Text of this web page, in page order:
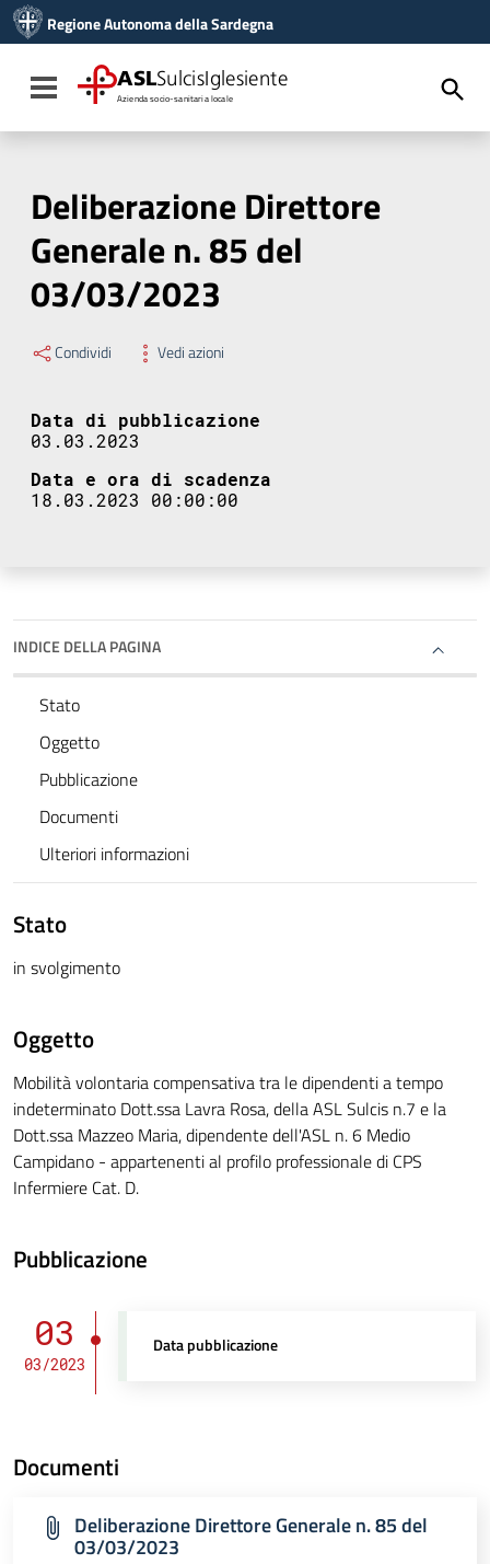
Vai al menu di navigazione
Vai al footer
Regione Autonoma della Sardegna
Toggle navigation
ASLSulcisIglesiente
Azienda socio-sanitaria locale
Deliberazione Direttore
Generale n. 85 del
03/03/2023
Condividi Vedi azioni
Data di pubblicazione
03.03.2023
Data e ora di scadenza
18.03.2023 00:00:00
INDICE DELLA PAGINA
Stato
Oggetto
Pubblicazione
Documenti
Ulteriori informazioni
Stato
in svolgimento
Oggetto
Mobilità volontaria compensativa tra le dipendenti a tempo
indeterminato Dott.ssa Lavra Rosa, della ASL Sulcis n.7 e la
Dott.ssa Mazzeo Maria, dipendente dell'ASL n. 6 Medio
Campidano - appartenenti al profilo professionale di CPS
Infermiere Cat. D.
Pubblicazione
03
03/2023
Data pubblicazione
Documenti
Deliberazione Direttore Generale n. 85 del
03/03/2023